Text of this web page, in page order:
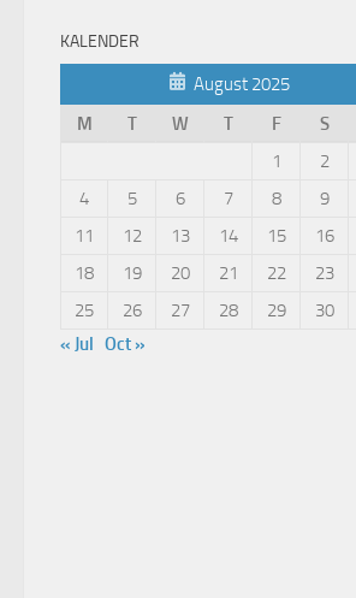
KALENDER
August 2025
M
T W T F S
1
2
4
5 6 7 8 9
11
12 13 14 15 16
18
19 20 21 22 23
25
26 27 28 29 30
« Jul Oct »